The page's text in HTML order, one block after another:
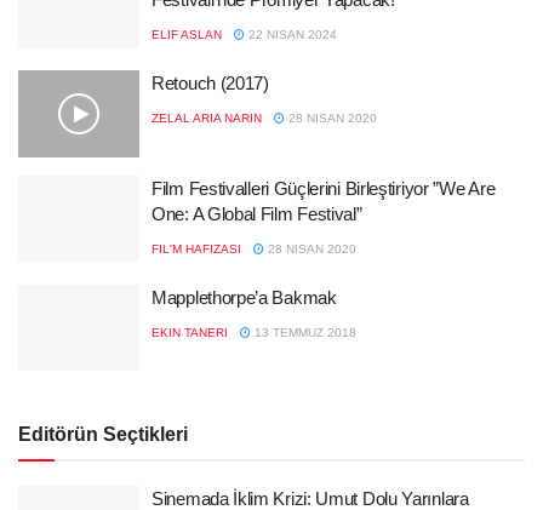
ELIF ASLAN 22 NISAN 2024
Retouch (2017)
ZELAL ARIA NARIN 28 NISAN 2020
Film Festivalleri Güçlerini Birleştiriyor ”We Are
One: A Global Film Festival”
FIL'M HAFIZASI 28 NISAN 2020
Mapplethorpe’a Bakmak
EKIN TANERI 13 TEMMUZ 2018
Editörün Seçtikleri
Sinemada İklim Krizi: Umut Dolu Yarınlara